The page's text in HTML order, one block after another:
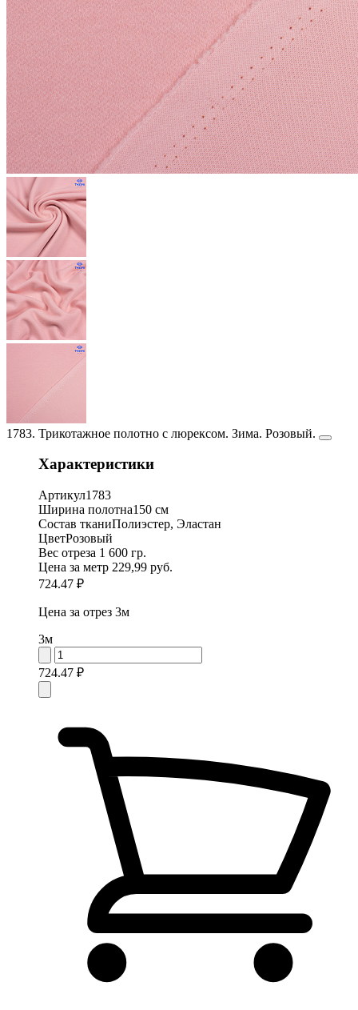
1783. Трикотажное полотно с люрексом. Зима. Розовый.
Характеристики
Артикул1783
Ширина полотна150 см
Состав тканиПолиэстер, Эластан
ЦветРозовый
Вес отреза 1 600 гр.
Цена за метр 229,99 руб.
724.47 ₽
Цена за отрез 3м
3м
724.47 ₽